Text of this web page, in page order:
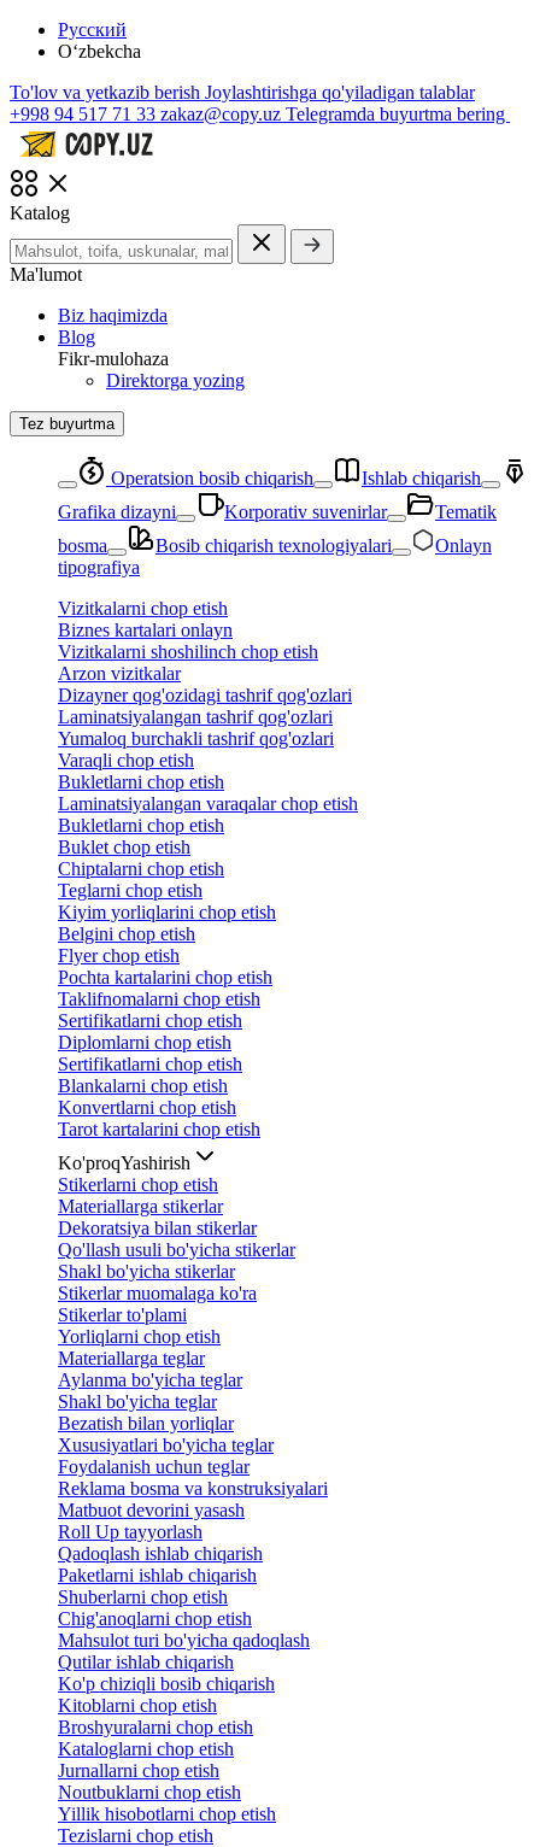
Русский
O‘zbekcha
To'lov va yetkazib berish Joylashtirishga qo'yiladigan talablar
+998 94 517 71 33 zakaz@copy.uz Telegramda buyurtma bering
Katalog
Ma'lumot
Biz haqimizda
Blog
Fikr-mulohaza
Direktorga yozing
Tez buyurtma
Operatsion bosib chiqarish
Ishlab chiqarish
Grafika dizayni
Korporativ suvenirlar
Tematik
bosma
Bosib chiqarish texnologiyalari
Onlayn
tipografiya
Vizitkalarni chop etish
Biznes kartalari onlayn
Vizitkalarni shoshilinch chop etish
Arzon vizitkalar
Dizayner qog'ozidagi tashrif qog'ozlari
Laminatsiyalangan tashrif qog'ozlari
Yumaloq burchakli tashrif qog'ozlari
Varaqli chop etish
Bukletlarni chop etish
Laminatsiyalangan varaqalar chop etish
Bukletlarni chop etish
Buklet chop etish
Chiptalarni chop etish
Teglarni chop etish
Kiyim yorliqlarini chop etish
Belgini chop etish
Flyer chop etish
Pochta kartalarini chop etish
Taklifnomalarni chop etish
Sertifikatlarni chop etish
Diplomlarni chop etish
Sertifikatlarni chop etish
Blankalarni chop etish
Konvertlarni chop etish
Tarot kartalarini chop etish
Ko'proqYashirish
Stikerlarni chop etish
Materiallarga stikerlar
Dekoratsiya bilan stikerlar
Qo'llash usuli bo'yicha stikerlar
Shakl bo'yicha stikerlar
Stikerlar muomalaga ko'ra
Stikerlar to'plami
Yorliqlarni chop etish
Materiallarga teglar
Aylanma bo'yicha teglar
Shakl bo'yicha teglar
Bezatish bilan yorliqlar
Xususiyatlari bo'yicha teglar
Foydalanish uchun teglar
Reklama bosma va konstruksiyalari
Matbuot devorini yasash
Roll Up tayyorlash
Qadoqlash ishlab chiqarish
Paketlarni ishlab chiqarish
Shuberlarni chop etish
Chig'anoqlarni chop etish
Mahsulot turi bo'yicha qadoqlash
Qutilar ishlab chiqarish
Ko'p chiziqli bosib chiqarish
Kitoblarni chop etish
Broshyuralarni chop etish
Kataloglarni chop etish
Jurnallarni chop etish
Noutbuklarni chop etish
Yillik hisobotlarni chop etish
Tezislarni chop etish